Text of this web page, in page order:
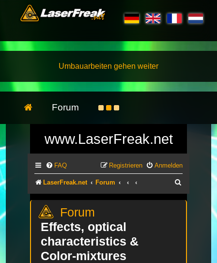
Umbauarbeiten gehen weiter
Forum
www.LaserFreak.net
FAQ Anmelden
Registrieren
LaserFreak.net Forum
Effects, optical
characteristics &
Color-mixtures